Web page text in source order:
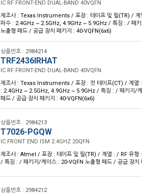
IC RF FRONT-END DUAL-BAND 40VQFN
제조사 : Texas Instruments / 포장 : 테이프 및 릴(TR) /
파수 : 2.4GHz ~ 2.5GHz, 4.9GHz ~ 5.9GHz / 특징 : / 패
노출형 패드 / 공급 장치 패키지 : 40-VQFN(6x6)
상품번호 : 2984214
TRF2436IRHAT
IC RF FRONT-END DUAL-BAND 40VQFN
제조사 : Texas Instruments / 포장 : 컷 테이프(CT) / 계열
: 2.4GHz ~ 2.5GHz, 4.9GHz ~ 5.9GHz / 특징 : / 패키지/케
패드 / 공급 장치 패키지 : 40-VQFN(6x6)
상품번호 : 2984213
T7026-PGQW
IC FRONT END ISM 2.4GHZ 20QFN
제조사 : Atmel / 포장 : 테이프 및 릴(TR) / 계열 : / RF 유형
/ 특징 : / 패키지/케이스 : 20-VQFN 노출형 패드 / 공급 장치
상품번호 : 2984212